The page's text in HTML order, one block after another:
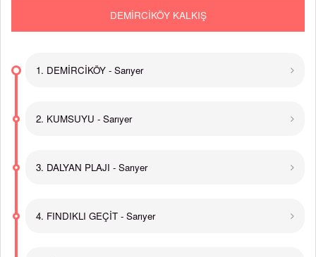
DEMİRCİKÖY KALKIŞ
1. DEMİRCİKÖY - Sarıyer
2. KUMSUYU - Sarıyer
3. DALYAN PLAJI - Sarıyer
4. FINDIKLI GEÇİT - Sarıyer